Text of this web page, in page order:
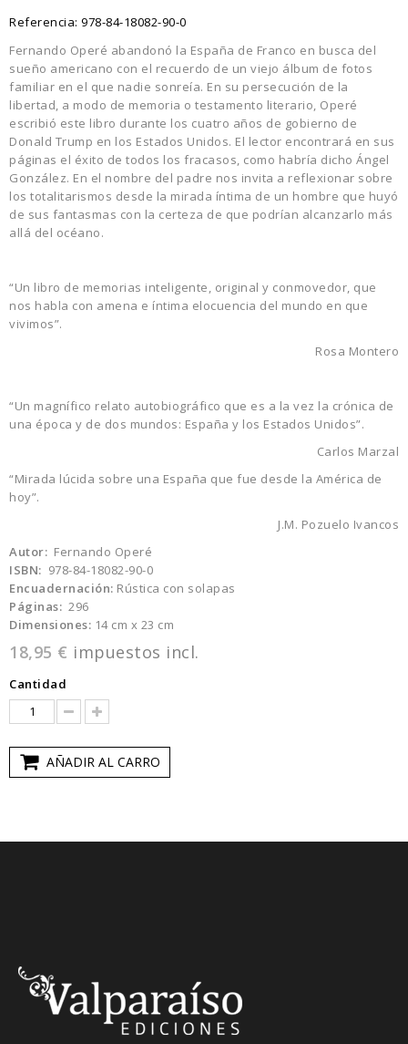
Referencia: 978-84-18082-90-0
Fernando Operé abandonó la España de Franco en busca del
sueño americano con el recuerdo de un viejo álbum de fotos
familiar en el que nadie sonreía. En su persecución de la
libertad, a modo de memoria o testamento literario, Operé
escribió este libro durante los cuatro años de gobierno de
Donald Trump en los Estados Unidos. El lector encontrará en sus
páginas el éxito de todos los fracasos, como habría dicho Ángel
González. En el nombre del padre nos invita a reflexionar sobre
los totalitarismos desde la mirada íntima de un hombre que huyó
de sus fantasmas con la certeza de que podrían alcanzarlo más
allá del océano.
“Un libro de memorias inteligente, original y conmovedor, que
nos habla con amena e íntima elocuencia del mundo en que
vivimos”.
Rosa Montero
“Un magnífico relato autobiográfico que es a la vez la crónica de
una época y de dos mundos: España y los Estados Unidos”.
Carlos Marzal
“Mirada lúcida sobre una España que fue desde la América de
hoy”.
J.M. Pozuelo Ivancos
Autor: Fernando Operé
ISBN: 978-84-18082-90-0
Encuadernación: Rústica con solapas
Páginas: 296
Dimensiones: 14 cm x 23 cm
18,95 € impuestos incl.
Cantidad
AÑADIR AL CARRO